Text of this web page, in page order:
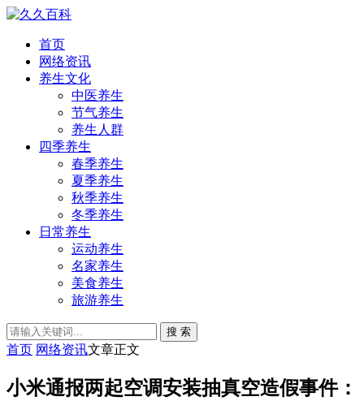
首页
网络资讯
养生文化
中医养生
节气养生
养生人群
四季养生
春季养生
夏季养生
秋季养生
冬季养生
日常养生
运动养生
名家养生
美食养生
旅游养生
搜 索
首页 网络资讯文章正文
小米通报两起空调安装抽真空造假事件：